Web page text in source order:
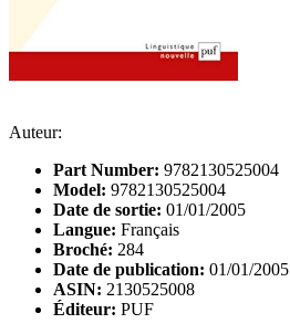
Auteur:
Part Number: 9782130525004
Model: 9782130525004
Date de sortie: 01/01/2005
Langue: Français
Broché: 284
Date de publication: 01/01/2005
ASIN: 2130525008
Éditeur: PUF